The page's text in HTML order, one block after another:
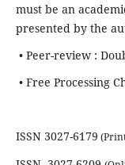
must be an
presented by the
• Peer-review :
• Free Processing
ISSN 3027-6179